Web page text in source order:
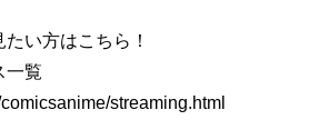
い方はこちら！
一覧
streaming.html